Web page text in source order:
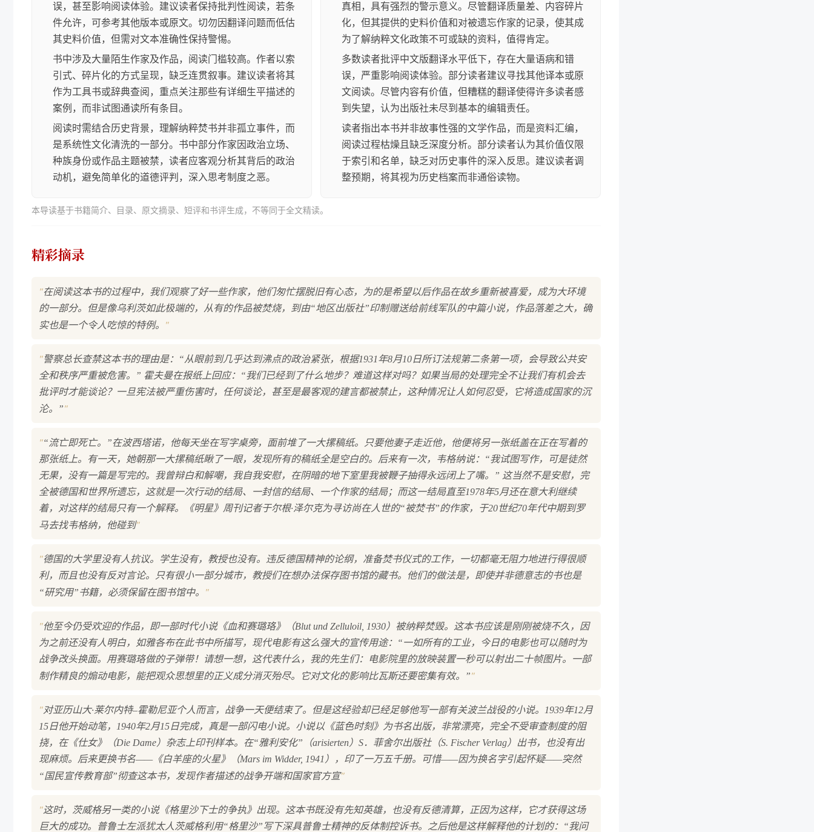
误，甚至影响阅读体验。建议读者保持批判性阅读，若条
件允许，可参考其他版本或原文。切勿因翻译问题而低估
其史料价值，但需对文本准确性保持警惕。
书中涉及大量陌生作家及作品，阅读门槛较高。作者以索
引式、碎片化的方式呈现，缺乏连贯叙事。建议读者将其
作为工具书或辞典查阅，重点关注那些有详细生平描述的
案例，而非试图通读所有条目。
阅读时需结合历史背景，理解纳粹焚书并非孤立事件，而
是系统性文化清洗的一部分。书中部分作家因政治立场、
种族身份或作品主题被禁，读者应客观分析其背后的政治
动机，避免简单化的道德评判，深入思考制度之恶。
真相，具有强烈的警示意义。尽管翻译质量差、内容碎片
化，但其提供的史料价值和对被遗忘作家的记录，使其成
为了解纳粹文化政策不可或缺的资料，值得肯定。
多数读者批评中文版翻译水平低下，存在大量语病和错
误，严重影响阅读体验。部分读者建议寻找其他译本或原
文阅读。尽管内容有价值，但糟糕的翻译使得许多读者感
到失望，认为出版社未尽到基本的编辑责任。
读者指出本书并非故事性强的文学作品，而是资料汇编，
阅读过程枯燥且缺乏深度分析。部分读者认为其价值仅限
于索引和名单，缺乏对历史事件的深入反思。建议读者调
整预期，将其视为历史档案而非通俗读物。
本导读基于书籍简介、目录、原文摘录、短评和书评生成，不等同于全文精读。
精彩摘录
"在阅读这本书的过程中，我们观察了好一些作家，他们匆忙摆脱旧有心态，为的是希望以后作品在故乡重新被喜爱，成为大环境
的一部分。但是像乌利茨如此极端的，从有的作品被焚烧，到由“地区出版社”印制赠送给前线军队的中篇小说，作品落差之大，确
实也是一个令人吃惊的特例。
"
"警察总长查禁这本书的理由是：“从眼前到几乎达到沸点的政治紧张，根据1931年8月10日所订法规第二条第一项，会导致公共安
全和秩序严重被危害。” 霍夫曼在报纸上回应：“我们已经到了什么地步？难道这样对吗？如果当局的处理完全不让我们有机会去
批评时才能谈论？一旦宪法被严重伤害时，任何谈论，甚至是最客观的建言都被禁止，这种情况让人如何忍受，它将造成国家的沉
沦。”"
"“流亡即死亡。”在波西塔诺，他每天坐在写字桌旁，面前堆了一大摞稿纸。只要他妻子走近他，他便将另一张纸盖在正在写着的
那张纸上。有一天，她朝那一大摞稿纸瞅了一眼，发现所有的稿纸全是空白的。后来有一次，韦格纳说：“我试图写作，可是徒然
无果，没有一篇是写完的。我曾辩白和解嘲，我自我安慰，在阴暗的地下室里我被鞭子抽得永远闭上了嘴。” 这当然不是安慰，完
全被德国和世界所遗忘，这就是一次行动的结局、一封信的结局、一个作家的结局；而这一结局直至1978年5月还在意大利继续
着，对这样的结局只有一个解释。《明星》周刊记者于尔根·泽尔克为寻访尚在人世的“被焚书”的作家，于20世纪70年代中期到罗
马去找韦格纳，他碰到"
"德国的大学里没有人抗议。学生没有，教授也没有。违反德国精神的论纲，准备焚书仪式的工作，一切都毫无阻力地进行得很顺
利，而且也没有反对言论。只有很小一部分城市，教授们在想办法保存图书馆的藏书。他们的做法是，即使并非德意志的书也是
“研究用”书籍，必须保留在图书馆中。
"
"他至今仍受欢迎的作品，即一部时代小说《血和赛璐珞》（Blut und Zelluloil, 1930）被纳粹焚毁。这本书应该是刚刚被烧不久，因
为之前还没有人明白，如雅各布在此书中所描写，现代电影有这么强大的宣传用途：“一如所有的工业，今日的电影也可以随时为
战争改头换面。用赛璐珞做的子弹带！请想一想，这代表什么，我的先生们：电影院里的放映装置一秒可以射出二十帧图片。一部
制作精良的煽动电影，能把观众思想里的正义成分消灭殆尽。它对文化的影响比瓦斯还要密集有效。”"
"对亚历山大·莱尔内特–霍勒尼亚个人而言，战争一天便结束了。但是这经验却已经足够他写一部有关波兰战役的小说。1939年12月
15日他开始动笔，1940年2月15日完成，真是一部闪电小说。小说以《蓝色时刻》为书名出版，非常漂亮，完全不受审查制度的阻
挠，在《仕女》（Die Dame）杂志上印刊样本。在“雅利安化”（arisierten）S．菲舍尔出版社（S. Fischer Verlag）出书，也没有出
现麻烦。后来更换书名——《白羊座的火星》（Mars im Widder, 1941），印了一万五千册。可惜——因为换名字引起怀疑——突然
“国民宣传教育部”彻查这本书，发现作者描述的战争开端和国家官方宣"
"这时，茨威格另一类的小说《格里沙下士的争执》出现。这本书既没有先知英雄，也没有反德清算，正因为这样，它才获得这场
巨大的成功。普鲁士左派犹太人茨威格利用“格里沙”写下深具普鲁士精神的反体制控诉书。之后他是这样解释他的计划的：“我问